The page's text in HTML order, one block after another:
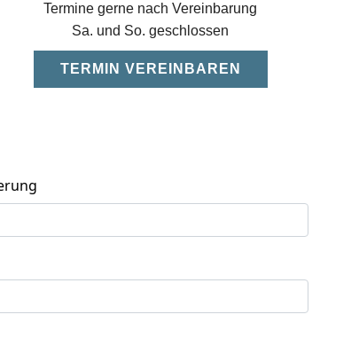
Termine gerne nach Vereinbarung
Sa. und So. geschlossen
TERMIN VEREINBAREN